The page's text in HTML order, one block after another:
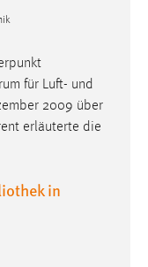
für Luft- und
2009 über
erläuterte die
in
der Website.
mibew-